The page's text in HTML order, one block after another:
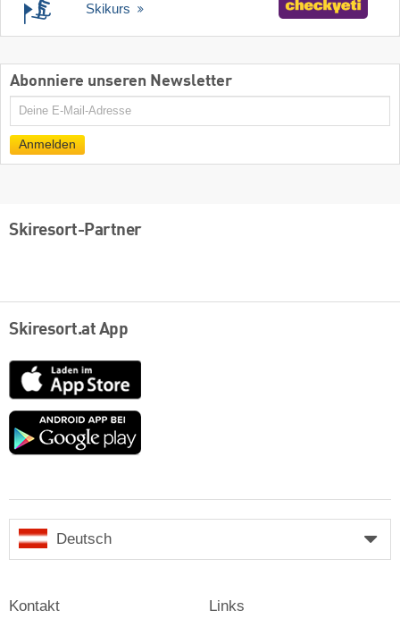
Skikurs
Abonniere unseren Newsletter
E-
Mail
Anmelden
Skiresort-Partner
Skiresort.at App
App
Store
Google
Deutsch
Kontakt Links